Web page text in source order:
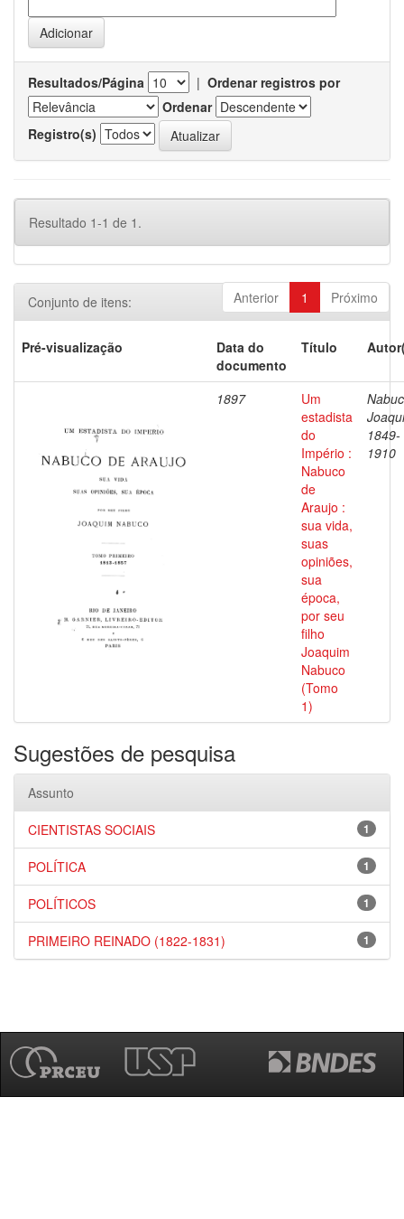
Resultados/Página | Ordenar registros por
Ordenar
Registro(s)
Resultado 1-1 de 1.
Anterior 1 Próximo
Conjunto de itens:
Pré-visualização
Data do
documento
Título
1897
Um
estadista
do
Império :
Nabuco
de
Araujo :
sua vida,
suas
opiniões,
sua
época,
por seu
filho
Joaquim
Nabuco
(Tomo
1)
1849-
1910
Sugestões de pesquisa
Assunto
1
CIENTISTAS SOCIAIS
1
POLÍTICA
1
POLÍTICOS
1
PRIMEIRO REINADO (1822-1831)